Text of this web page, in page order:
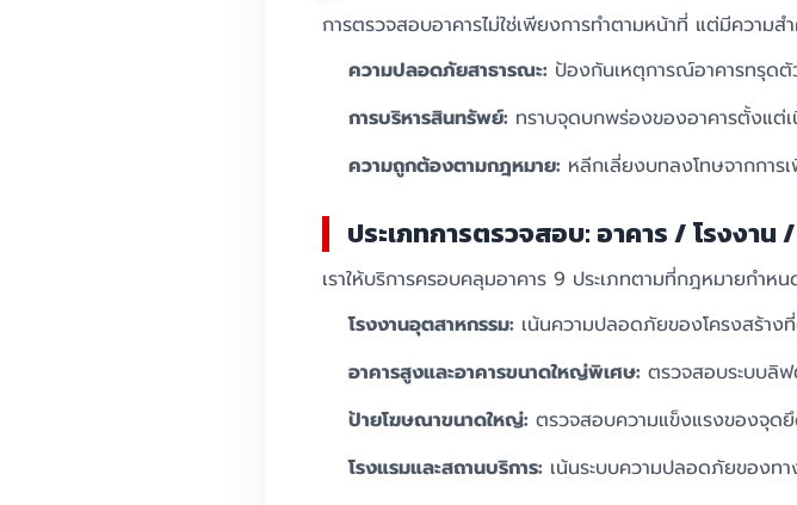
การตรวจสอบอาคารไม่ใช่เพียงการทำตามหน้าที่ แต่มีความ
ความปลอดภัยสาธารณะ: ป้องกันเหตุการณ์อาคารทรุด
การบริหารสินทรัพย์: ทราบจุดบกพร่องของอาคารตั้งแต่
ความถูกต้องตามกฎหมาย: หลีกเลี่ยงบทลงโทษจากการ
ประเภทการตรวจสอบ: อาคาร / โรงงาน
เราให้บริการครอบคลุมอาคาร 9 ประเภทตามที่กฎหมายกำห
โรงงานอุตสาหกรรม: เน้นความปลอดภัยของโครงสร้า
อาคารสูงและอาคารขนาดใหญ่พิเศษ: ตรวจสอบระบบลิฟ
ป้ายโฆษณาขนาดใหญ่: ตรวจสอบความแข็งแรงของจุด
โรงแรมและสถานบริการ: เน้นระบบความปลอดภัยของท